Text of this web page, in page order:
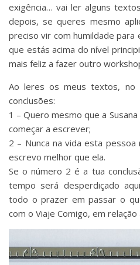
exigência… vai ler alguns
depois, se queres mesmo
preciso vir com humildade
que estás acima do nível
mais feliz a fazer outro
Ao leres os meus textos, no
conclusões:
1 – Quero mesmo que a
começar a escrever;
2 – Nunca na vida esta
escrevo melhor que ela.
Se o número 2 é a tua
tempo será desperdiçado
todo o prazer em passar o
com o Viaje Comigo, em